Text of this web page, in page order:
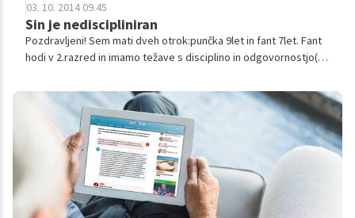
03. 10. 2014 09.45
Sin je nediscipliniran
Pozdravljeni! Sem mati dveh otrok:punčka 9let in fant 7let. Fant
hodi v 2.razred in imamo težave s disciplino in odgovornostjo(ne
naredi...